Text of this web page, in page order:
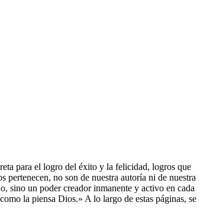
para el logro del éxito y la felicidad, logros que
no son de nuestra autoría ni de nuestra
sino un poder creador inmanente y activo en cada
la piensa Dios.» A lo largo de estas páginas, se